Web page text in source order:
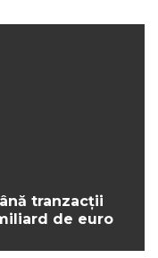
tranzacții
de euro